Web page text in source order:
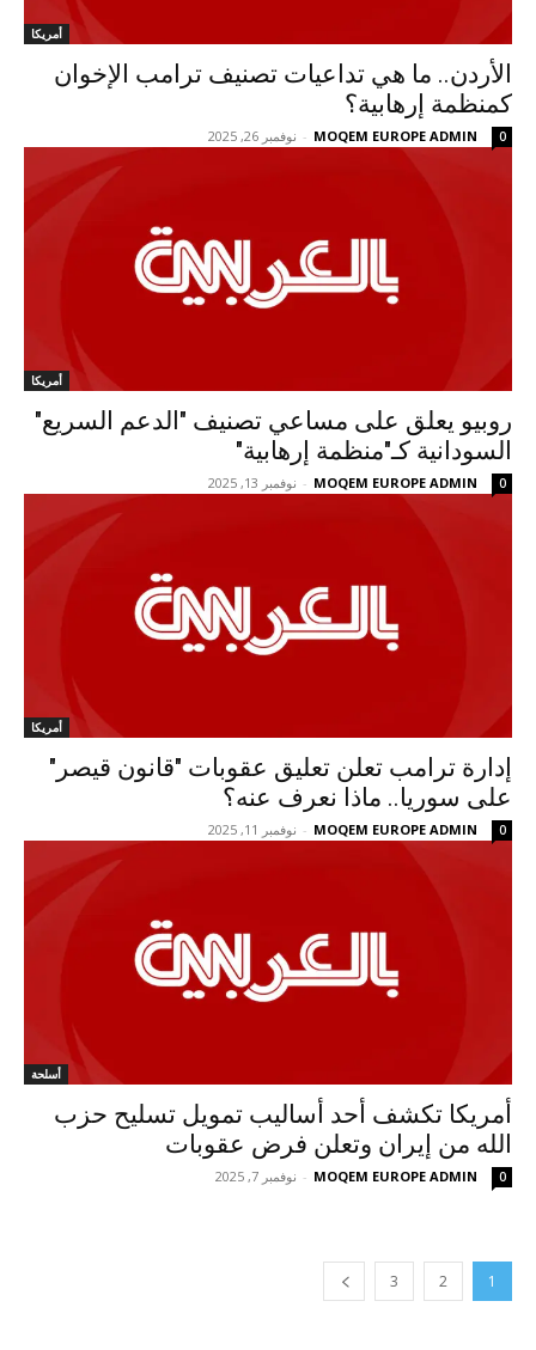
أمريكا
الأردن.. ما هي تداعيات تصنيف ترامب الإخوان
كمنظمة إرهابية؟
MOQEM EUROPE ADMIN
- نوفمبر 26, 2025 0
أمريكا
روبيو يعلق على مساعي تصنيف "الدعم السريع"
السودانية كـ"منظمة إرهابية"
MOQEM EUROPE ADMIN
- نوفمبر 13, 2025 0
أمريكا
إدارة ترامب تعلن تعليق عقوبات "قانون قيصر"
على سوريا.. ماذا نعرف عنه؟
MOQEM EUROPE ADMIN
- نوفمبر 11, 2025 0
أسلحة
أمريكا تكشف أحد أساليب تمويل تسليح حزب
الله من إيران وتعلن فرض عقوبات
MOQEM EUROPE ADMIN
- نوفمبر 7, 2025 0
1
2
3